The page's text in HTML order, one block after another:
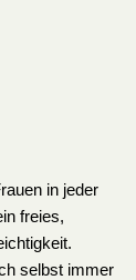
in jeder
freies,
selbst immer